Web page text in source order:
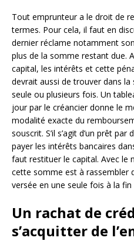
Tout emprunteur a le droit de
termes. Pour cela, il faut en
dernier réclame notamment
plus de la somme restant due.
capital, les intérêts et cette
devrait aussi de trouver dans la
seule ou plusieurs fois. Un
jour par le créancier donne le
modalité exacte du
souscrit. S’il s’agit d’un prêt
payer les intérêts bancaires
faut restituer le capital. Avec le
cette somme est à rassembler
versée en une seule fois à la
Un rachat de
s’acquitter de